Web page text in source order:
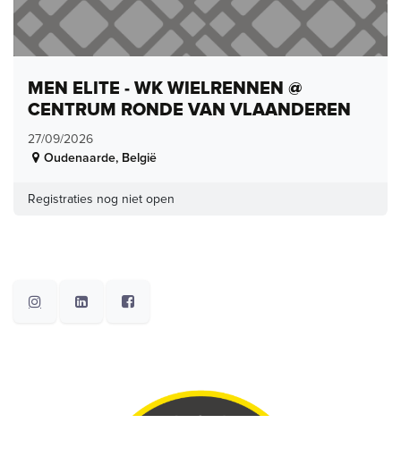
MEN ELITE - WK WIELRENNEN @
CENTRUM RONDE VAN VLAANDEREN
27/09/2026
Oudenaarde, België
Registraties nog niet open